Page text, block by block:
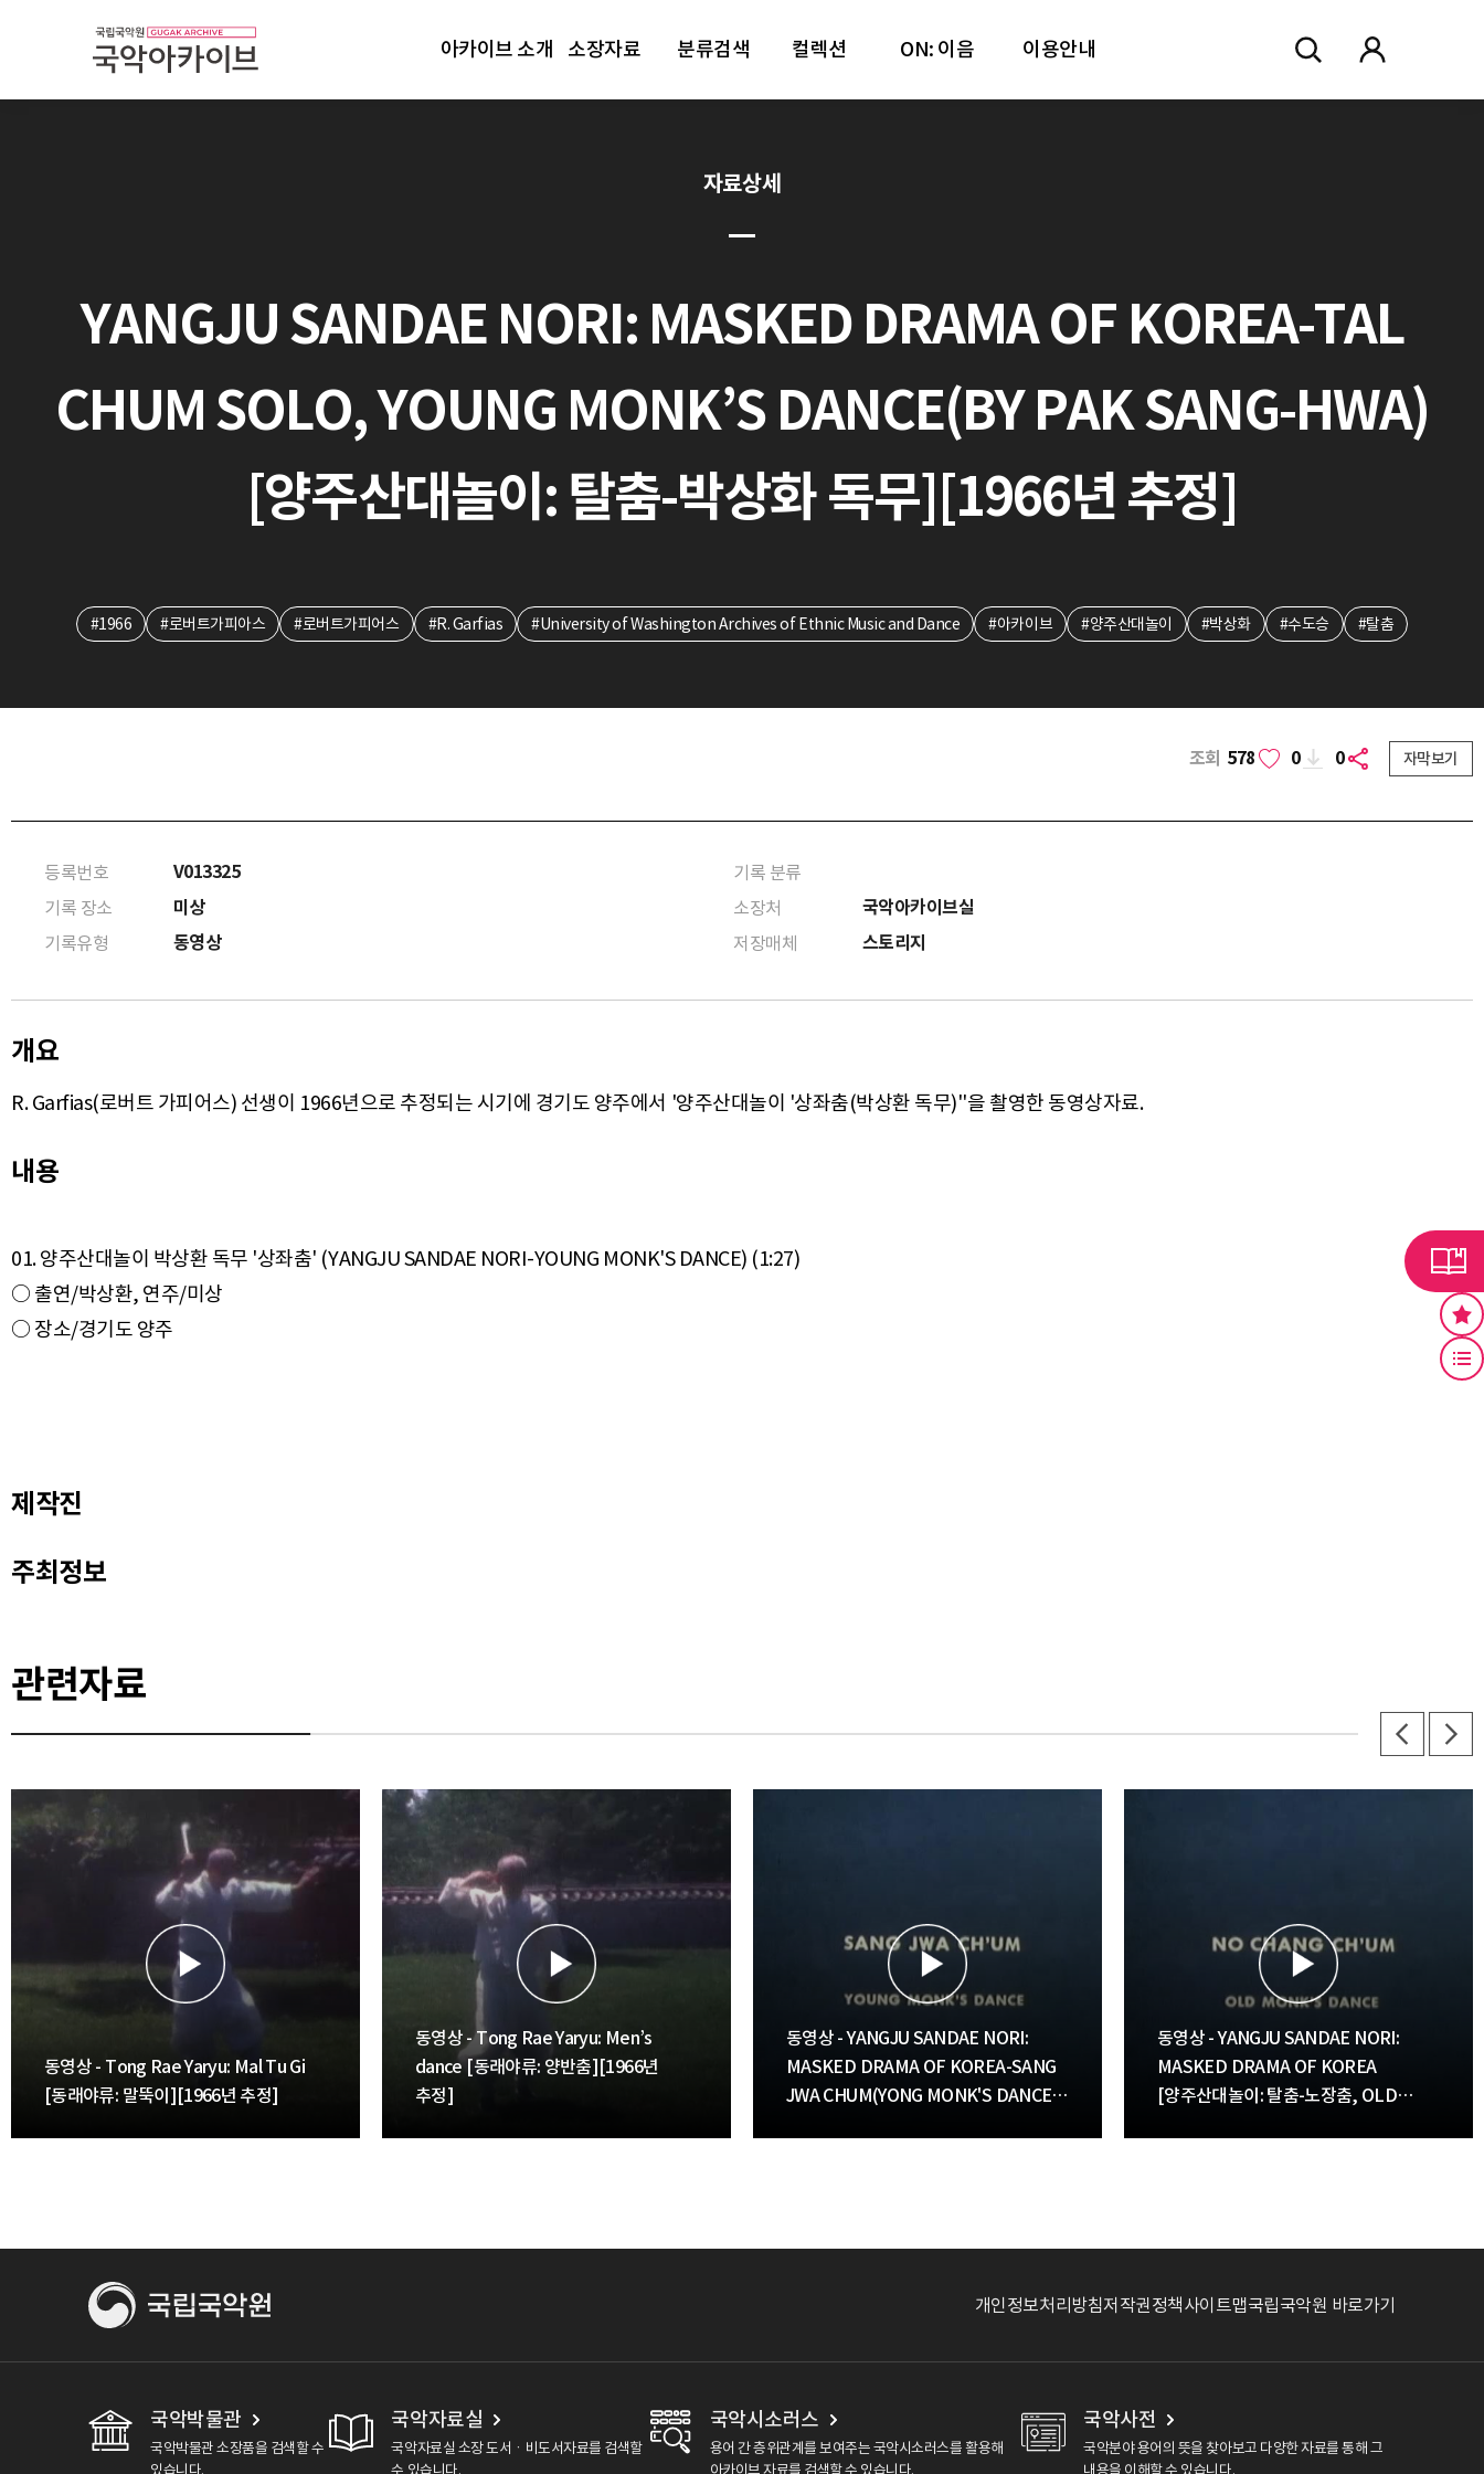
아카이브 소개 소장자료 분류검색 컬렉션 ON: 이음 이용안내
자료상세
YANGJU SANDAE NORI: MASKED DRAMA OF KOREA-TAL
CHUM SOLO, YOUNG MONK’S DANCE(BY PAK SANG-HWA)
[양주산대놀이: 탈춤-박상화 독무][1966년 추정]
#1966 #로버트가피아스 #로버트가피어스 #R. Garfias #University of Washington Archives of Ethnic Music and Dance #아카이브 #양주산대놀이 #박상화 #수도승 #탈춤
조회 578 0 0 자막보기
등록번호 V013325
기록 분류
기록 장소
미상 소장처 국악아카이브실
기록유형 동영상 저장매체 스토리지
개요
R. Garfias(로버트 가피어스) 선생이 1966년으로 추정되는 시기에 경기도 양주에서 '양주산대놀이 '상좌춤(박상환 독무)''을 촬영한 동영상자료.
내용
01. 양주산대놀이 박상환 독무 '상좌춤' (YANGJU SANDAE NORI-YOUNG MONK'S DANCE) (1:27)
○ 출연/박상환, 연주/미상
제작진
주최정보
관련자료
동영상 - Tong Rae Yaryu: Mal Tu Gi
[동래야류: 말뚝이][1966년 추정]
동영상 - Tong Rae Yaryu: Men’s
dance [동래야류: 양반춤][1966년
추정]
동영상 - YANGJU SANDAE NORI:
MASKED DRAMA OF KOREA-SANG
JWA CHUM(YONG MONK'S DANCE)
동영상 - YANGJU SANDAE NORI:
MASKED DRAMA OF KOREA
[양주산대놀이: 탈춤-노장춤, OLD
개인정보처리방침저작권정책사이트맵국립국악원 바로가기
국악박물관
국악박물관 소장품을 검색할 수
있습니다.
국악자료실
국악자료실 소장 도서ㆍ비도서자료를 검색할
수 있습니다.
국악시소러스
용어 간 층위관계를 보여주는 국악시소러스를 활용해
아카이브 자료를 검색할 수 있습니다.
국악사전
국악분야 용어의 뜻을 찾아보고 다양한 자료를 통해 그
내용을 이해할 수 있습니다.